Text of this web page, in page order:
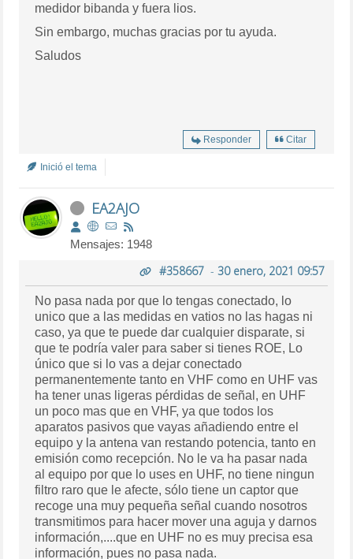
medidor bibanda y fuera lios.
Sin embargo, muchas gracias por tu ayuda.
Saludos
Responder Citar
Inició el tema
EA2AJO
Mensajes: 1948
#358667- 30 enero, 2021 09:57
No pasa nada por que lo tengas conectado, lo
unico que a las medidas en vatios no las hagas ni
caso, ya que te puede dar cualquier disparate, si
que te podría valer para saber si tienes ROE, Lo
único que si lo vas a dejar conectado
permanentemente tanto en VHF como en UHF vas
ha tener unas ligeras pérdidas de señal, en UHF
un poco mas que en VHF, ya que todos los
aparatos pasivos que vayas añadiendo entre el
equipo y la antena van restando potencia, tanto en
emisión como recepción. No le va ha pasar nada
al equipo por que lo uses en UHF, no tiene ningun
filtro raro que le afecte, sólo tiene un captor que
recoge una muy pequeña señal cuando nosotros
transmitimos para hacer mover una aguja y darnos
información,....que en UHF no es muy precisa esa
información, pues no pasa nada.